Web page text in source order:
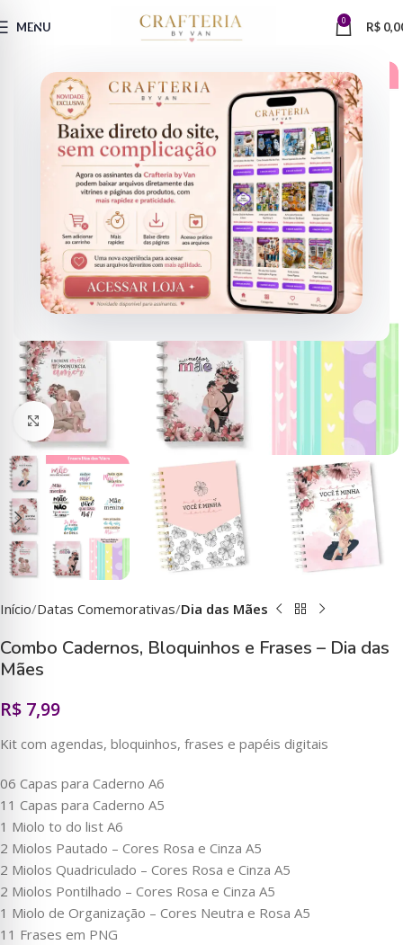
MENU 0 R$
Clique para ampliar
Início Datas Comemorativas Dia das Mães
Combo Cadernos, Bloquinhos e Frases – Dia das
Mães
R$ 7,99
Kit com agendas, bloquinhos, frases e papéis digitais
06 Capas para Caderno A6
11 Capas para Caderno A5
1 Miolo to do list A6
2 Miolos Pautado – Cores Rosa e Cinza A5
2 Miolos Quadriculado – Cores Rosa e Cinza A5
2 Miolos Pontilhado – Cores Rosa e Cinza A5
1 Miolo de Organização – Cores Neutra e Rosa A5
11 Frases em PNG